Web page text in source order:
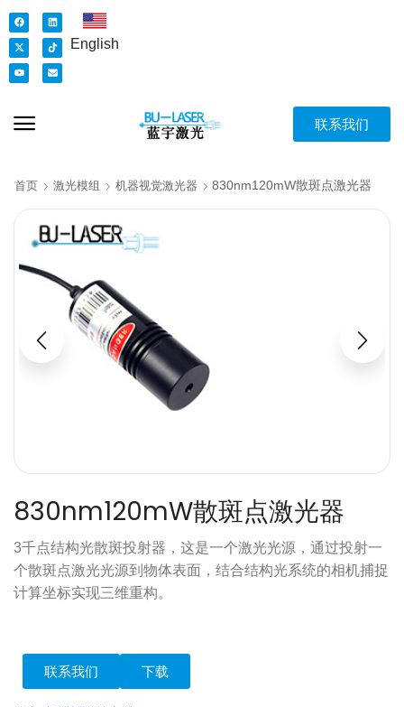
English
联系我们
首页 激光模组 机器视觉激光器 830nm120mW散斑点激光器
830nm120mW散斑点激光器
3千点结构光散斑投射器，这是一个激光光源，通过投射一
个散斑点激光光源到物体表面，结合结构光系统的相机捕捉
计算坐标实现三维重构。
联系我们 下载